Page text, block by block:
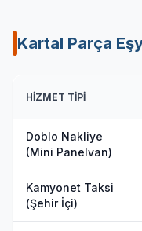
Kartal Parça
HIZMET TIPI
Doblo Nakliye
(Mini Panelvan)
Kamyonet Taksi
(Şehir İçi)